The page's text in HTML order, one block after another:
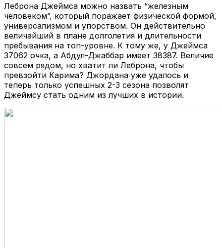
Леброна Джеймса можно назвать “железным
человеком”, который поражает физической формой,
универсализмом и упорством. Он действительно
величайший в плане долголетия и длительности
пребывания на топ-уровне. К тому же, у Джеймса
37062 очка, а Абдул-Джаббар имеет 38387. Величие
совсем рядом, но хватит ли Леброна, чтобы
превзойти Карима? Джордана уже удалось и
теперь только успешных 2-3 сезона позволят
Джеймсу стать одним из лучших в истории.